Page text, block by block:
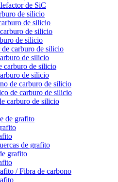
de SiC
de silicio
de silicio
de silicio
de silicio
carburo de silicio
de silicio
carburo de silicio
de silicio
de carburo de silicio
de carburo de silicio
carburo de silicio
de grafito
de grafito
grafito
/ Fibra de carbono